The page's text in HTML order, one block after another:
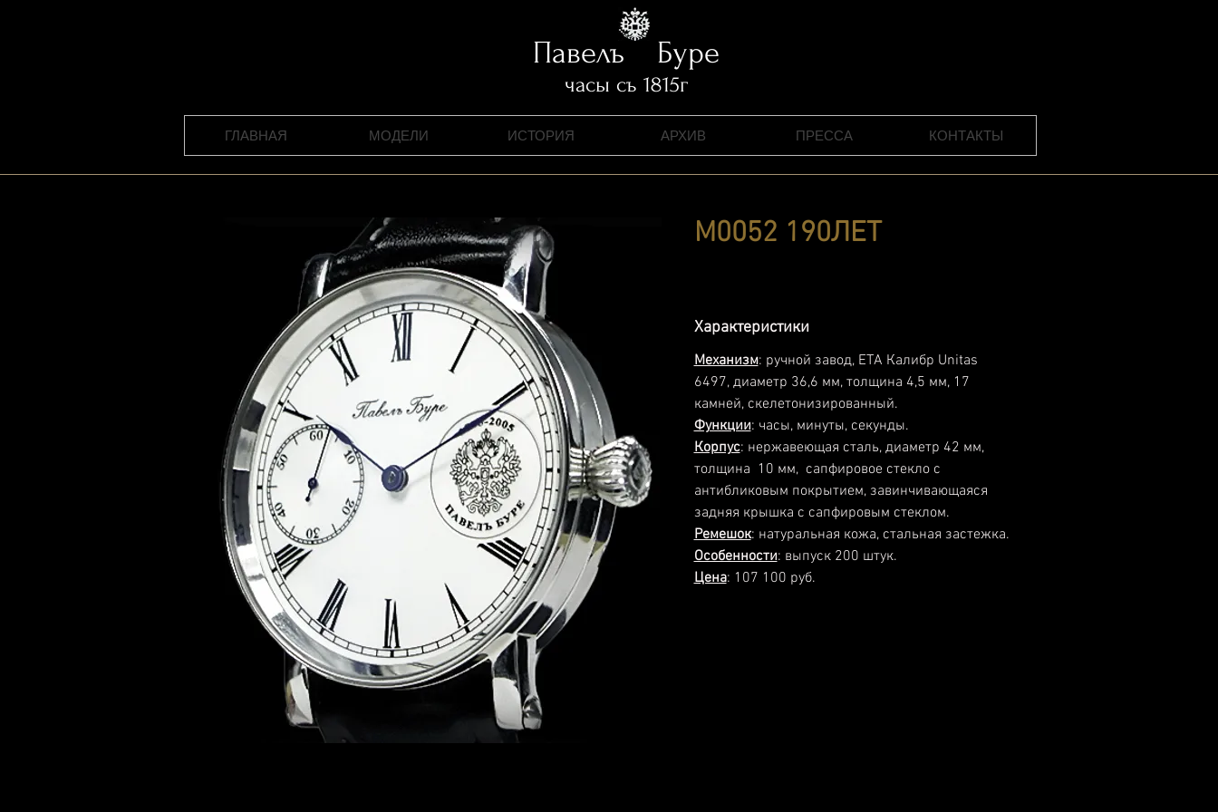
Павелъ Буре
часы съ 1815г
ГЛАВНАЯ МОДЕЛИ ИСТОРИЯ АРХИВ ПРЕССА КОНТАКТЫ
M0052 190ЛЕТ
Характеристики
Механизм: ручной завод, ЕТА Калибр Unitas
6497, диаметр 36,6 мм, толщина 4,5 мм, 17
камней, скелетонизированный.
Функции: часы, минуты, секунды.
Корпус: нержавеющая сталь, диаметр 42 мм,
толщина 10 мм, сапфировое стекло с
антибликовым покрытием, завинчивающаяся
задняя крышка с сапфировым стеклом.
Ремешок: натуральная кожа, стальная застежка.
Особенности: выпуск 200 штук.
Цена: 107 100 руб.